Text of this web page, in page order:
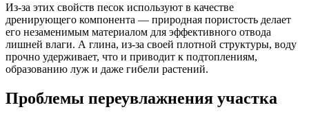
Из-за этих свойств песок используют в качестве
дренирующего компонента — природная пористость делает
его незаменимым материалом для эффективного отвода
лишней влаги. А глина, из-за своей плотной структуры, воду
прочно удерживает, что и приводит к подтоплениям,
образованию луж и даже гибели растений.
Проблемы переувлажнения участка